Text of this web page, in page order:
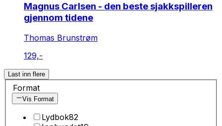
Magnus Carlsen - den beste sjakkspilleren
gjennom tidene
Thomas Brunstrøm
129,-
Last inn flere
Format
Vis Format
Lydbok82